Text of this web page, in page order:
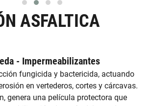
ASFALTICA
- Impermeabilizantes
fungicida y bactericida, actuando
en vertederos, cortes y cárcavas.
genera una película protectora que